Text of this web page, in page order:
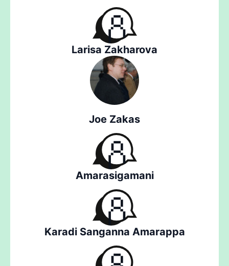
Larisa Zakharova
Joe Zakas
Amarasigamani
Karadi Sanganna Amarappa